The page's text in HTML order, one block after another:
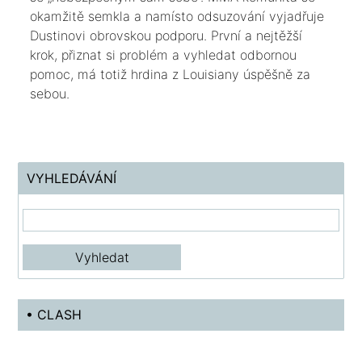
okamžitě semkla a namísto odsuzování vyjadřuje
Dustinovi obrovskou podporu. První a nejtěžší
krok, přiznat si problém a vyhledat odbornou
pomoc, má totiž hrdina z Louisiany úspěšně za
sebou.
VYHLEDÁVÁNÍ
• CLASH